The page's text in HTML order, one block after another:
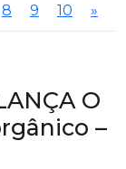
8 9 10 »
O
–